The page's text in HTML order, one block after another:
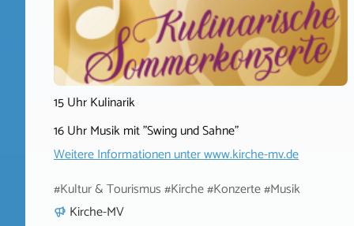
15 Uhr Kulinarik
16 Uhr Musik mit "Swing und Sahne"
Weitere Informationen unterwww.kirche-mv.de
#Kultur & Tourismus #Kirche #Konzerte #Musik
Kirche-MV